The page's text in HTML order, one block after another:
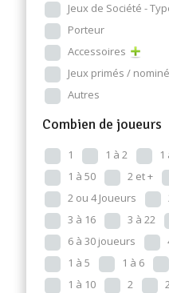
Jeux de Société -
Porteur
Accessoires
Jeux primés /
Autres
Combien de joueurs
1 1 à 2 1
1 à 50
2 et +
2 ou 4 Joueurs
3 à 16
3 à 22
6 à 30 joueurs
1 à 5
1 à 6
1 à 10
2